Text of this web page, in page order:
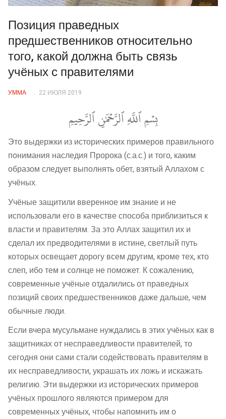
Позиция праведных
предшественников относительно
того, какой должна быть связь
учёных с правителями
УММА 22 ИЮЛЯ 2019
بِسۡمِ ٱللَّهِ ٱلرَّحۡمَٰنِ ٱلرَّحِيمِ
Это выдержки из исторических примеров правильного
понимания наследия Пророка (с.а.с.) и того, каким
образом следует выполнять обет, взятый Аллахом с
учёных.
Учёные защитили вверенное им знание и не
использовали его в качестве способа приблизиться к
власти и правителям. За это Аллах защитил их и
сделал их предводителями в истине, светлый путь
которых освещает дорогу всем другим, кроме тех, кто
слеп, ибо тем и солнце не поможет. К сожалению,
современные учёные отдалились от праведных
позиций своих предшественников даже дальше, чем
обычные люди.
Если вчера мусульмане нуждались в этих учёных как в
защитниках от несправедливости правителей, то
сегодня они сами стали содействовать правителям в
их несправедливости, украшать их ложь и искажать
религию. Эти выдержки из исторических примеров
учёных прошлого являются примером для
современных учёных, чтобы напомнить им о